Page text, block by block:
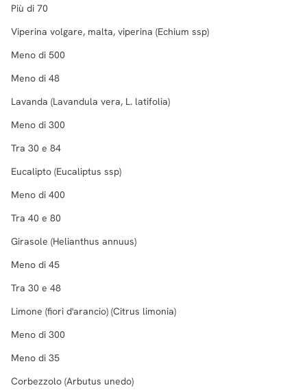
Più di 70
Viperina volgare, malta, viperina (Echium ssp)
Meno di 500
Meno di 48
Lavanda (Lavandula vera, L. latifolia)
Meno di 300
Tra 30 e 84
Eucalipto (Eucaliptus ssp)
Meno di 400
Tra 40 e 80
Girasole (Helianthus annuus)
Meno di 45
Tra 30 e 48
Limone (fiori d'arancio) (Citrus limonia)
Meno di 300
Meno di 35
Corbezzolo (Arbutus unedo)